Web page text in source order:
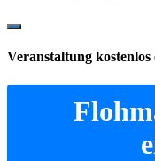
Show
Content
Veranstaltung kostenlos